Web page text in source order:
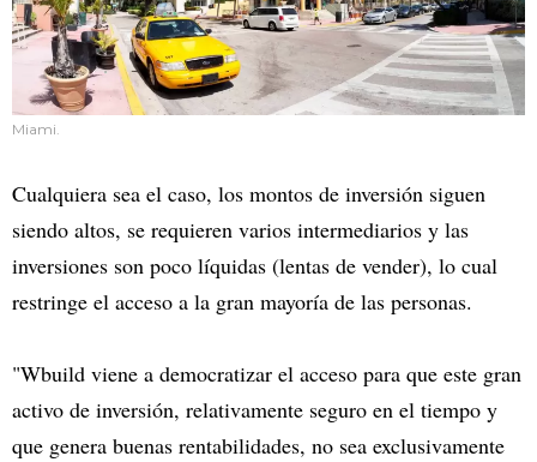
Miami.
Cualquiera sea el caso, los montos de inversión siguen
siendo altos, se requieren varios intermediarios y las
inversiones son poco líquidas (lentas de vender), lo cual
restringe el acceso a la gran mayoría de las personas.
"Wbuild viene a democratizar el acceso para que este gran
activo de inversión, relativamente seguro en el tiempo y
que genera buenas rentabilidades, no sea exclusivamente